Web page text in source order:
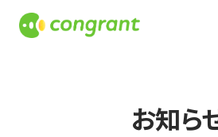
お知ら